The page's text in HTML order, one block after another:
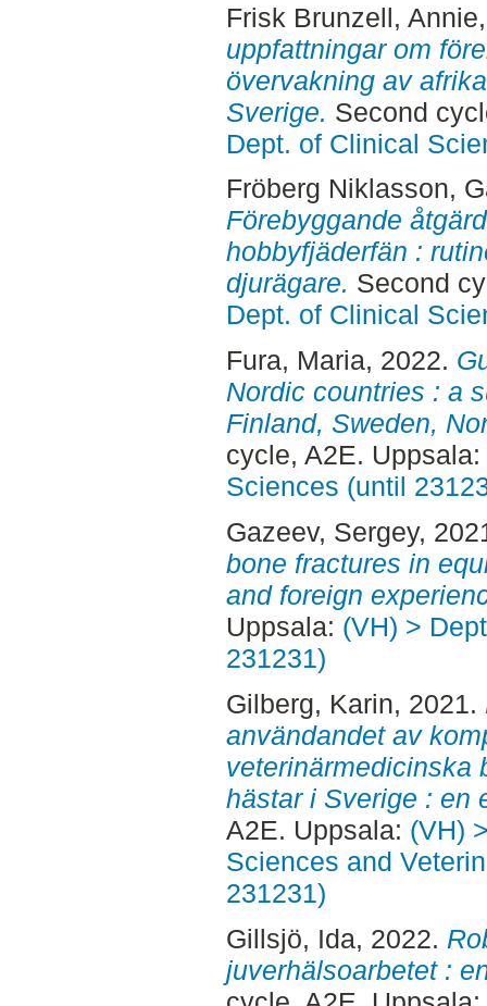
Frisk Brunzell, Annie
uppfattningar om
övervakning av
Sverige. Second
Dept. of Clinical
Fröberg Niklasson,
Förebyggande
hobbyfjäderfän :
djurägare. Second
Dept. of Clinical
Fura, Maria, 2022.
Nordic countries : a
Finland, Sweden,
cycle, A2E. Uppsala:
Sciences (until
Gazeev, Sergey,
bone fractures in
and foreign
Uppsala: (VH) >
231231)
Gilberg, Karin, 2021.
användandet av
veterinärmedicinska
hästar i Sverige : en
A2E. Uppsala: (VH)
Sciences and
231231)
Gillsjö, Ida, 2022.
juverhälsoarbetet :